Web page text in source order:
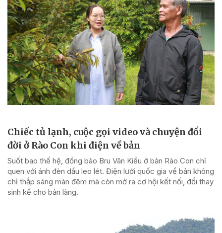
Chiếc tủ lạnh, cuộc gọi video và chuyện đổi
đời ở Rào Con khi điện về bản
Suốt bao thế hệ, đồng bào Bru Vân Kiều ở bản Rào Con chỉ
quen với ánh đèn dầu leo lét. Điện lưới quốc gia về bản không
chỉ thắp sáng màn đêm mà còn mở ra cơ hội kết nối, đổi thay
sinh kế cho bản làng.